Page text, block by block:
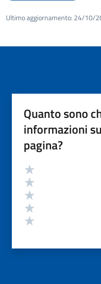
Ultimo aggiornamento: 24/10/
Quanto sono
informazioni
pagina?
Valutazione